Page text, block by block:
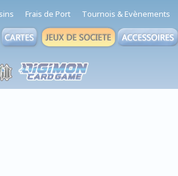
Frais de Port Tournois & Evènements